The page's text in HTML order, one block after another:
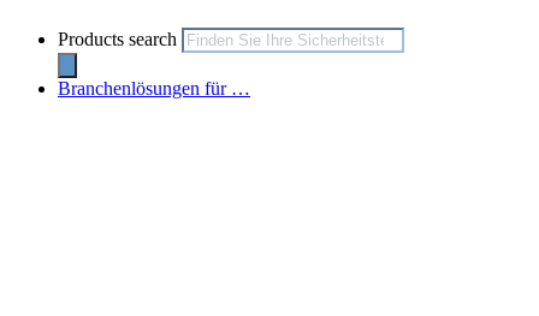
Products search
Branchenlösungen für …